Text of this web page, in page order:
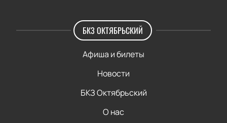
БКЗ ОКТЯБРЬСКИЙ
Афиша и билеты
Новости
БКЗ Октябрьский
О нас